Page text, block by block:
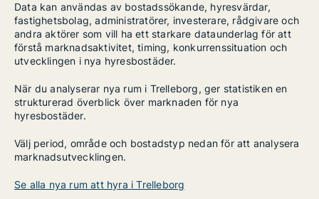
Data kan användas av bostadssökande, hyresvärdar,
fastighetsbolag, administratörer, investerare, rådgivare och
andra aktörer som vill ha ett starkare dataunderlag för att
förstå marknadsaktivitet, timing, konkurrenssituation och
utvecklingen i nya hyresbostäder.
När du analyserar nya rum i Trelleborg, ger statistiken en
strukturerad överblick över marknaden för nya
hyresbostäder.
Välj period, område och bostadstyp nedan för att analysera
marknadsutvecklingen.
Se alla nya rum att hyra i Trelleborg